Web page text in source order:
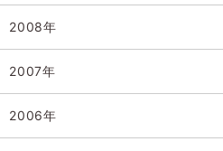
2008年
2007年
2006年